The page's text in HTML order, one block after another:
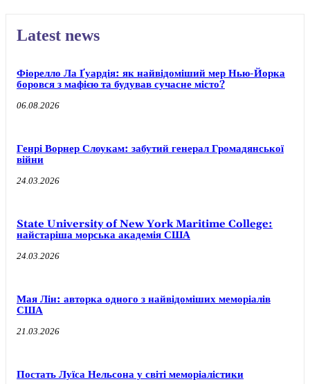
Latest news
Фіорелло Ла Ґуардія: як найвідоміший мер Нью-Йорка
боровся з мафією та будував сучасне місто?
06.08.2026
Генрі Ворнер Слоукам: забутий генерал Громадянської
війни
24.03.2026
State University of New York Maritime College:
найстаріша морська академія США
24.03.2026
Мая Лін: авторка одного з найвідоміших меморіалів
США
21.03.2026
Постать Луїса Нельсона у світі меморіалістики